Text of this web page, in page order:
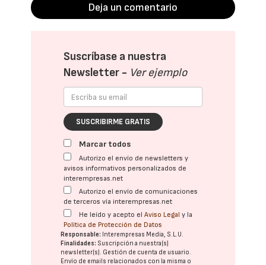
Deja un comentario
Suscríbase a nuestra
Newsletter - Ver ejemplo
SUSCRIBIRME GRATIS
Marcar todos
Autorizo el envío de newsletters y
avisos informativos personalizados de
interempresas.net
Autorizo el envío de comunicaciones
de terceros vía interempresas.net
He leído y acepto elAviso Legal y la
Política de Protección de Datos
Responsable: Interempresas Media, S.L.U.
Finalidades: Suscripción a nuestra(s)
newsletter(s). Gestión de cuenta de usuario.
Envío de emails relacionados con la misma o